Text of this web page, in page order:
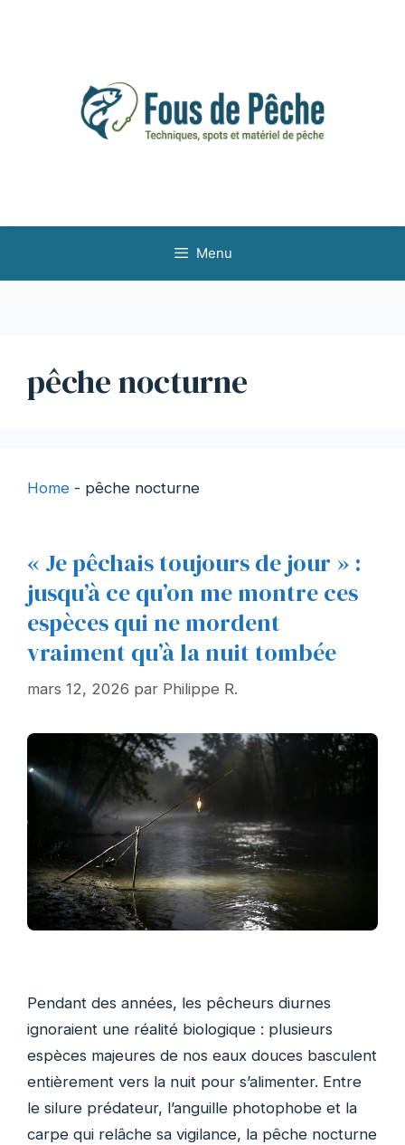
Menu
pêche nocturne
Home - pêche nocturne
« Je pêchais toujours de jour » :
jusqu’à ce qu’on me montre ces
espèces qui ne mordent
vraiment qu’à la nuit tombée
mars 12, 2026 par Philippe R.
Pendant des années, les pêcheurs diurnes
ignoraient une réalité biologique : plusieurs
espèces majeures de nos eaux douces basculent
entièrement vers la nuit pour s’alimenter. Entre
le silure prédateur, l’anguille photophobe et la
carpe qui relâche sa vigilance, la pêche nocturne